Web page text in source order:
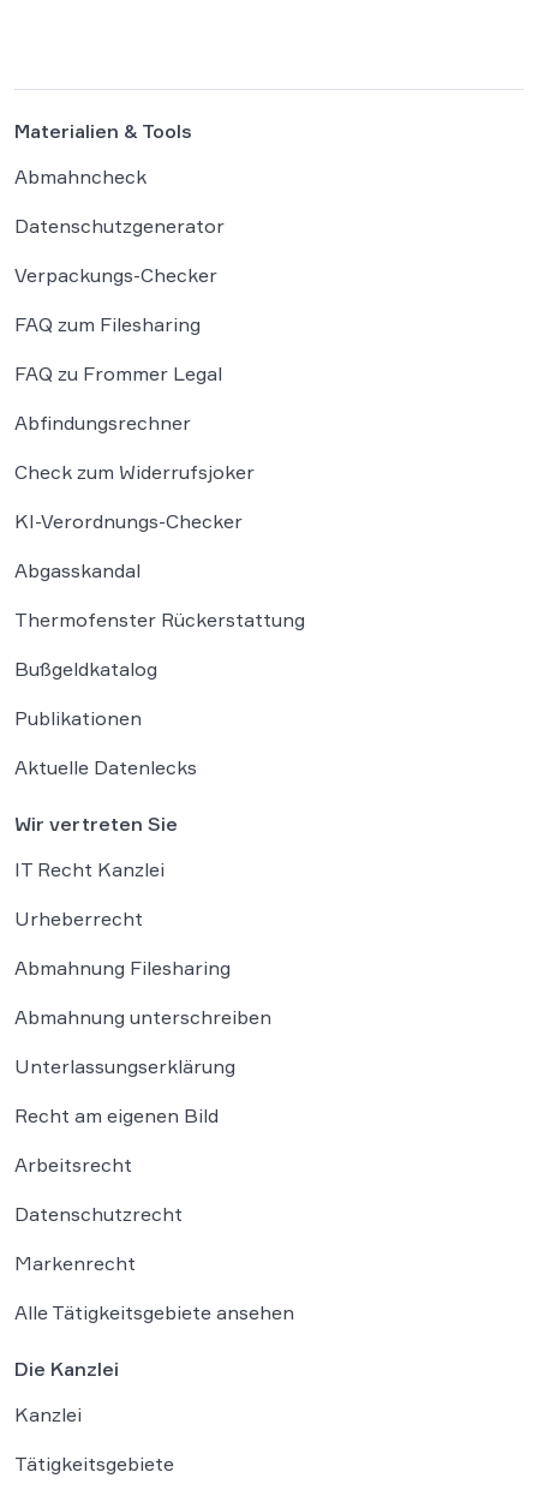
Materialien & Tools
Abmahncheck
Datenschutzgenerator
Verpackungs-Checker
FAQ zum Filesharing
FAQ zu Frommer Legal
Abfindungsrechner
Check zum Widerrufsjoker
KI-Verordnungs-Checker
Abgasskandal
Thermofenster Rückerstattung
Bußgeldkatalog
Publikationen
Aktuelle Datenlecks
Wir vertreten Sie
IT Recht Kanzlei
Urheberrecht
Abmahnung Filesharing
Abmahnung unterschreiben
Unterlassungserklärung
Recht am eigenen Bild
Arbeitsrecht
Datenschutzrecht
Markenrecht
Alle Tätigkeitsgebiete ansehen
Die Kanzlei
Kanzlei
Tätigkeitsgebiete